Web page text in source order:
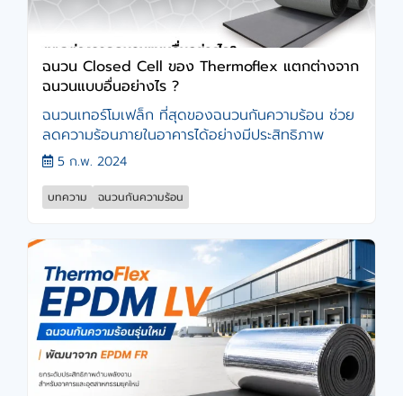
ฉนวน Closed Cell ของ Thermoflex แตกต่างจาก
ฉนวนแบบอื่นอย่างไร ?
ฉนวนเทอร์โมเฟล็ก ที่สุดของฉนวนกันความร้อน ช่วย
ลดความร้อนภายในอาคารได้อย่างมีประสิทธิภาพ
5 ก.พ. 2024
บทความ ฉนวนกันความร้อน